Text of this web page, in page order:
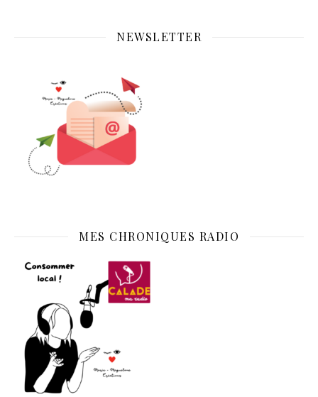
NEWSLETTER
MES CHRONIQUES RADIO